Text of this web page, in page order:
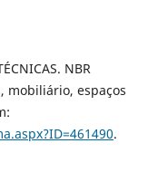
NBR
mobiliário, espaços
.